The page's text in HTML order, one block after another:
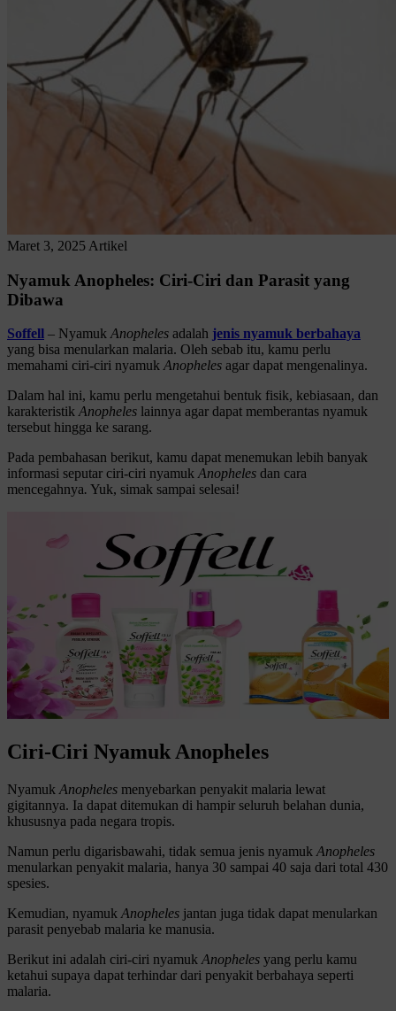
Maret 3, 2025 Artikel
Nyamuk Anopheles: Ciri-Ciri dan Parasit yang
Dibawa
Soffell – NyamukAnopheles adalah jenis nyamuk berbahaya
yang bisa menularkan malaria. Oleh sebab itu, kamu perlu
memahami ciri-ciri nyamukAnopheles agar dapat mengenalinya.
Dalam hal ini, kamu perlu mengetahui bentuk fisik, kebiasaan, dan
karakteristikAnopheles lainnya agar dapat memberantas nyamuk
tersebut hingga ke sarang.
Pada pembahasan berikut, kamu dapat menemukan lebih banyak
informasi seputar ciri-ciri nyamukAnopheles dan cara
mencegahnya. Yuk, simak sampai selesai!
Ciri-Ciri Nyamuk Anopheles
Nyamuk Anopheles menyebarkan penyakit malaria lewat
gigitannya. Ia dapat ditemukan di hampir seluruh belahan dunia,
khususnya pada negara tropis.
Namun perlu digarisbawahi, tidak semua jenis nyamuk Anopheles
menularkan penyakit malaria, hanya 30 sampai 40 saja dari total 430
spesies.
Kemudian, nyamuk Anopheles jantan juga tidak dapat menularkan
parasit penyebab malaria ke manusia.
Berikut ini adalah ciri-ciri nyamuk Anopheles yang perlu kamu
ketahui supaya dapat terhindar dari penyakit berbahaya seperti
malaria.